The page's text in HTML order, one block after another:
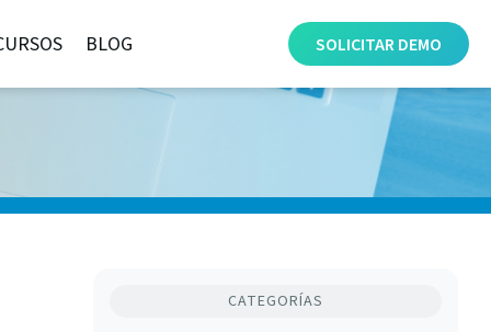
SOLICITARDEMO
BLOG
CATEGORÍAS